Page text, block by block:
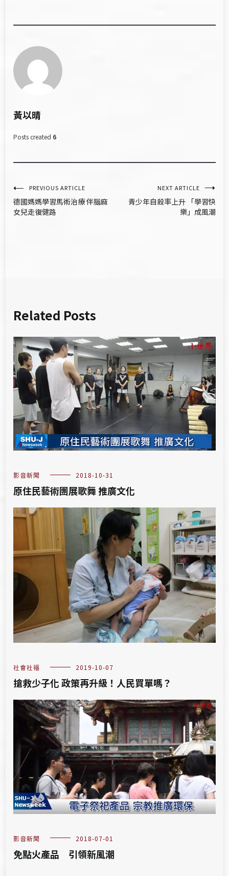
黃以晴
Posts created 6
文
章
PREVIOUS ARTICLE
德國媽媽學習馬術治療 伴腦麻
女兒走復健路
NEXT ARTICLE
青少年自殺率上升 「學習快
樂」成風潮
Related Posts
影音新聞 2018-10-31
原住民藝術團展歌舞 推廣文化
社會社福 2019-10-07
搶救少子化 政策再升級！人民買單嗎？
影音新聞 2018-07-01
免點火產品 引領新風潮